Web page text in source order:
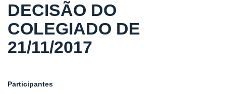
DECISÃO DO
COLEGIADO DE
21/11/2017
Participantes